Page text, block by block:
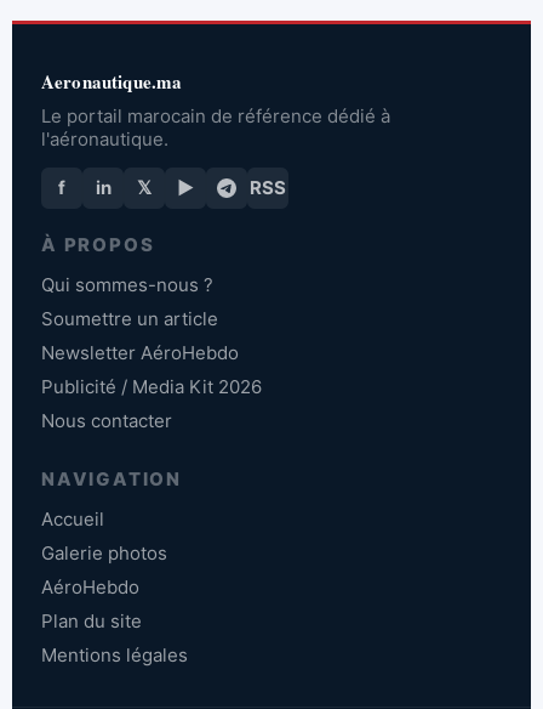
Aeronautique.ma
Le portail marocain de référence dédié à
l'aéronautique.
f in 𝕏 ▶ RSS
À PROPOS
Qui sommes-nous ?
Soumettre un article
Newsletter AéroHebdo
Publicité / Media Kit 2026
Nous contacter
NAVIGATION
Accueil
Galerie photos
AéroHebdo
Plan du site
Mentions légales